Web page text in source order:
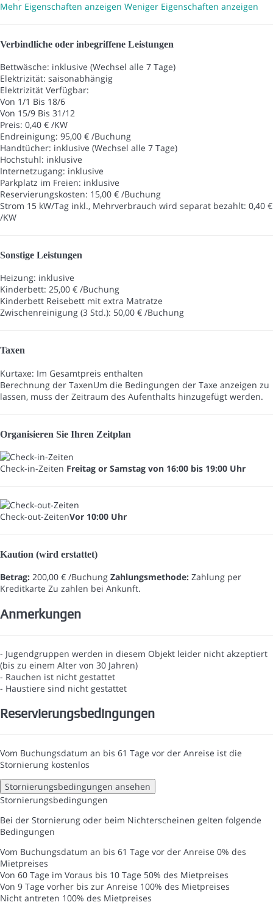
Mehr Eigenschaften anzeigen Weniger Eigenschaften anzeigen
Verbindliche oder inbegriffene Leistungen
Bettwäsche: inklusive (Wechsel alle 7 Tage)
Elektrizität: saisonabhängig
Elektrizität Verfügbar:
Von 1/1 Bis 18/6
Von 15/9 Bis 31/12
Preis: 0,40 € /KW
Endreinigung: 95,00 € /Buchung
Handtücher: inklusive (Wechsel alle 7 Tage)
Hochstuhl: inklusive
Internetzugang: inklusive
Parkplatz im Freien: inklusive
Reservierungskosten: 15,00 € /Buchung
Strom 15 kW/Tag inkl., Mehrverbrauch wird separat bezahlt: 0,40 €
/KW
Sonstige Leistungen
Heizung: inklusive
Kinderbett: 25,00 € /Buchung
Kinderbett Reisebett mit extra Matratze
Zwischenreinigung (3 Std.): 50,00 € /Buchung
Taxen
Kurtaxe: Im Gesamtpreis enthalten
Berechnung der TaxenUm die Bedingungen der Taxe anzeigen zu
lassen, muss der Zeitraum des Aufenthalts hinzugefügt werden.
Organisieren Sie Ihren Zeitplan
Check-in-Zeiten Freitag or Samstag von 16:00 bis 19:00 Uhr
Check-out-ZeitenVor 10:00 Uhr
Kaution (wird erstattet)
Betrag: 200,00 € /Buchung Zahlungsmethode: Zahlung per
Kreditkarte Zu zahlen bei Ankunft.
Anmerkungen
- Jugendgruppen werden in diesem Objekt leider nicht akzeptiert
(bis zu einem Alter von 30 Jahren)
- Rauchen ist nicht gestattet
- Haustiere sind nicht gestattet
Reservierungsbedingungen
Vom Buchungsdatum an bis 61 Tage vor der Anreise ist die
Stornierung kostenlos
Stornierungsbedingungen ansehen
Stornierungsbedingungen
Bei der Stornierung oder beim Nichterscheinen gelten folgende
Bedingungen
Vom Buchungsdatum an bis 61 Tage vor der Anreise 0% des
Mietpreises
Von 60 Tage im Voraus bis 10 Tage 50% des Mietpreises
Von 9 Tage vorher bis zur Anreise 100% des Mietpreises
Nicht antreten 100% des Mietpreises